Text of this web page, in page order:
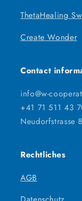
ThetaHealing
Create Wonder
Contact
info@w-
+41 71 511 43
Neudorfstrasse
Rechtliches
AGB